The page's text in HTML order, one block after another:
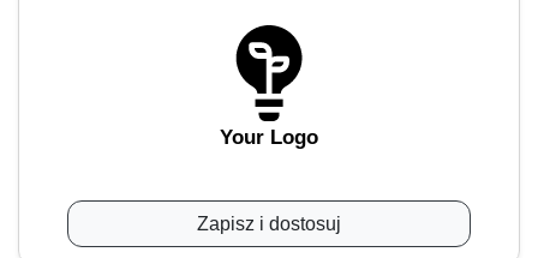
Your Logo
Zapisz i dostosuj